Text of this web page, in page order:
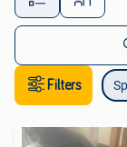
Filters